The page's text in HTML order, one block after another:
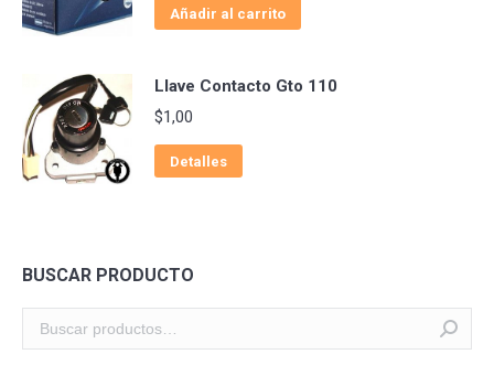
Añadir al carrito
Llave Contacto Gto 110
$1,00
Detalles
BUSCAR PRODUCTO